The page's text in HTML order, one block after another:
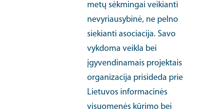
metų sėkmingai veikianti
nevyriausybinė, ne pelno
siekianti asociacija. Savo
vykdoma veikla bei
įgyvendinamais projektais
organizacija prisideda prie
Lietuvos informacinės
visuomenės kūrimo bei